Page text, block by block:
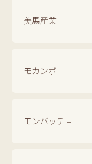
美馬産業
モカンボ
モンバッチョ